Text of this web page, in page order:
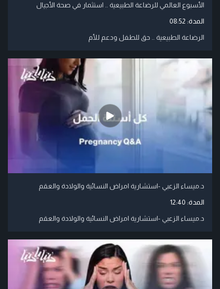
الأسبوع العالمي للرضاعة الطبيعية .. استثمار في صحة الأجيال
المدة: 08:52
الرضاعة الطبيعية .. حق للطفل ودعم للأم
د.ميساء الزعبي -استشارية امراض النسائية والولادة والعقم
المدة: 12:40
د.ميساء الزعبي -استشارية امراض النسائية والولادة والعقم